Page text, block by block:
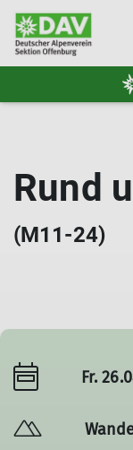
Rund
(M11-24)
Fr.